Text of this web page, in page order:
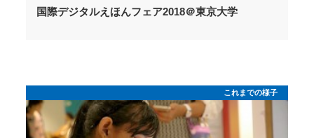
国際デジタルえほんフェア2018＠東京大学
これまでの様子